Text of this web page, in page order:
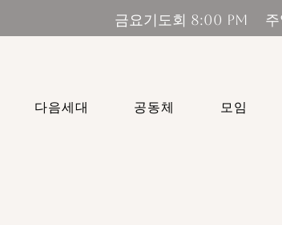
8:00 pm 주일예배
다음세대 공동체 모임